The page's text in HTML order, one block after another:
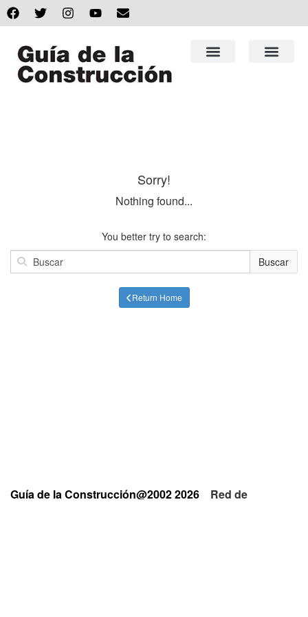
Sorry!
Nothing found...
You better try to search:
Buscar
Return Home
Guía de la Construcción@2002 2026 Red de